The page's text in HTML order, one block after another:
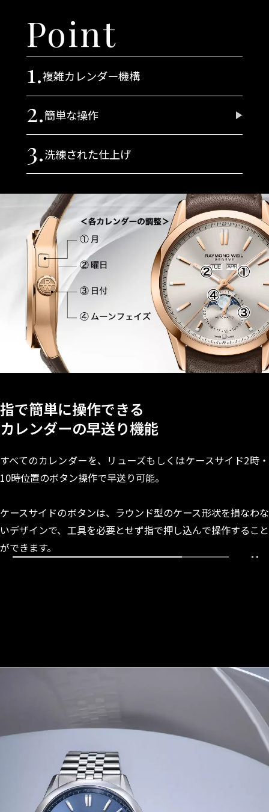
Point
複雑カレンダー機構
簡単な操作
洗練された仕上げ
指で簡単に操作できる
カレンダーの早送り機能
すべてのカレンダーを、リューズもしくはケースサイド2時・
10時位置のボタン操作で早送り可能。
ケースサイドのボタンは、ラウンド型のケース形状を損なわな
いデザインで、工具を必要とせず指で押し込んで操作すること
ができます。